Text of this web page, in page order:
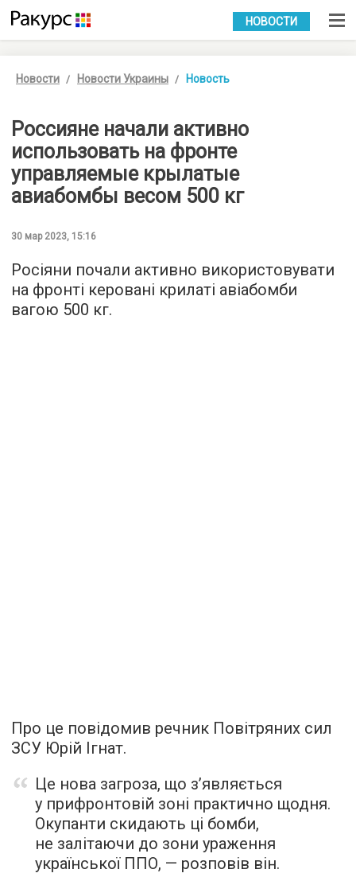
УКР РУС
НОВОСТИ
Новости Новости Украины Новость
Россияне начали активно
использовать на фронте
управляемые крылатые
авиабомбы весом 500 кг
30 мар 2023, 15:16
Росіяни почали активно використовувати
на фронті керовані крилаті авіабомби
вагою 500 кг.
Про це повідомив речник Повітряних сил
ЗСУ Юрій Ігнат.
Це нова загроза, що з’являється
у прифронтовій зоні практично щодня.
Окупанти скидають ці бомби,
не залітаючи до зони ураження
української ППО, — розповів він.